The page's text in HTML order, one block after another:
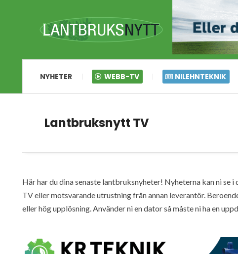
NYHETER WEBB-TV NILEHNTEKNIK
Lantbruksnytt TV
Här har du dina senaste lantbruksnyheter! Nyheterna kan ni se
TV eller motsvarande utrustning från annan leverantör.
eller hög upplösning. Använder ni en dator så måste ni ha en